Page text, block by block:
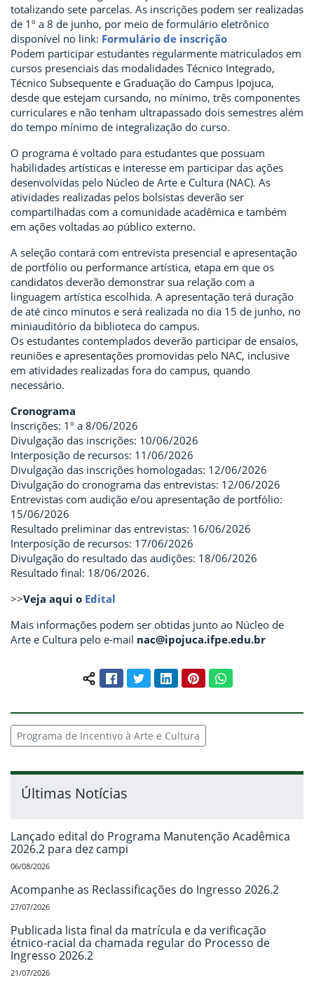
totalizando sete parcelas. As inscrições podem ser realizadas
de 1º a 8 de junho, por meio de formulário eletrônico
disponível no link: Formulário de inscrição
Podem participar estudantes regularmente matriculados em
cursos presenciais das modalidades Técnico Integrado,
Técnico Subsequente e Graduação do Campus Ipojuca,
desde que estejam cursando, no mínimo, três componentes
curriculares e não tenham ultrapassado dois semestres além
do tempo mínimo de integralização do curso.
O programa é voltado para estudantes que possuam
habilidades artísticas e interesse em participar das ações
desenvolvidas pelo Núcleo de Arte e Cultura (NAC). As
atividades realizadas pelos bolsistas deverão ser
compartilhadas com a comunidade acadêmica e também
em ações voltadas ao público externo.
A seleção contará com entrevista presencial e apresentação
de portfólio ou performance artística, etapa em que os
candidatos deverão demonstrar sua relação com a
linguagem artística escolhida. A apresentação terá duração
de até cinco minutos e será realizada no dia 15 de junho, no
miniauditório da biblioteca do campus.
Os estudantes contemplados deverão participar de ensaios,
reuniões e apresentações promovidas pelo NAC, inclusive
em atividades realizadas fora do campus, quando
necessário.
Cronograma
Inscrições: 1º a 8/06/2026
Divulgação das inscrições: 10/06/2026
Interposição de recursos: 11/06/2026
Divulgação das inscrições homologadas: 12/06/2026
Divulgação do cronograma das entrevistas: 12/06/2026
Entrevistas com audição e/ou apresentação de portfólio:
15/06/2026
Resultado preliminar das entrevistas: 16/06/2026
Interposição de recursos: 17/06/2026
Divulgação do resultado das audições: 18/06/2026
Resultado final: 18/06/2026.
>>Veja aqui o Edital
Mais informações podem ser obtidas junto ao Núcleo de
Arte e Cultura pelo e-mail nac@ipojuca.ifpe.edu.br
Compartilhar conteúdo:
FacebookTwitterLinkedInPinterestWhatsApp
Programa de Incentivo à Arte e Cultura
Últimas Notícias
Lançado edital do Programa Manutenção Acadêmica
2026.2 para dez campi
06/08/2026
Acompanhe as Reclassificações do Ingresso 2026.2
27/07/2026
Publicada lista final da matrícula e da verificação
étnico-racial da chamada regular do Processo de
Ingresso 2026.2
21/07/2026